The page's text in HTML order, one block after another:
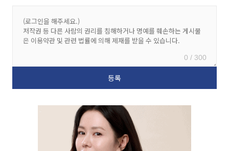
0 / 300